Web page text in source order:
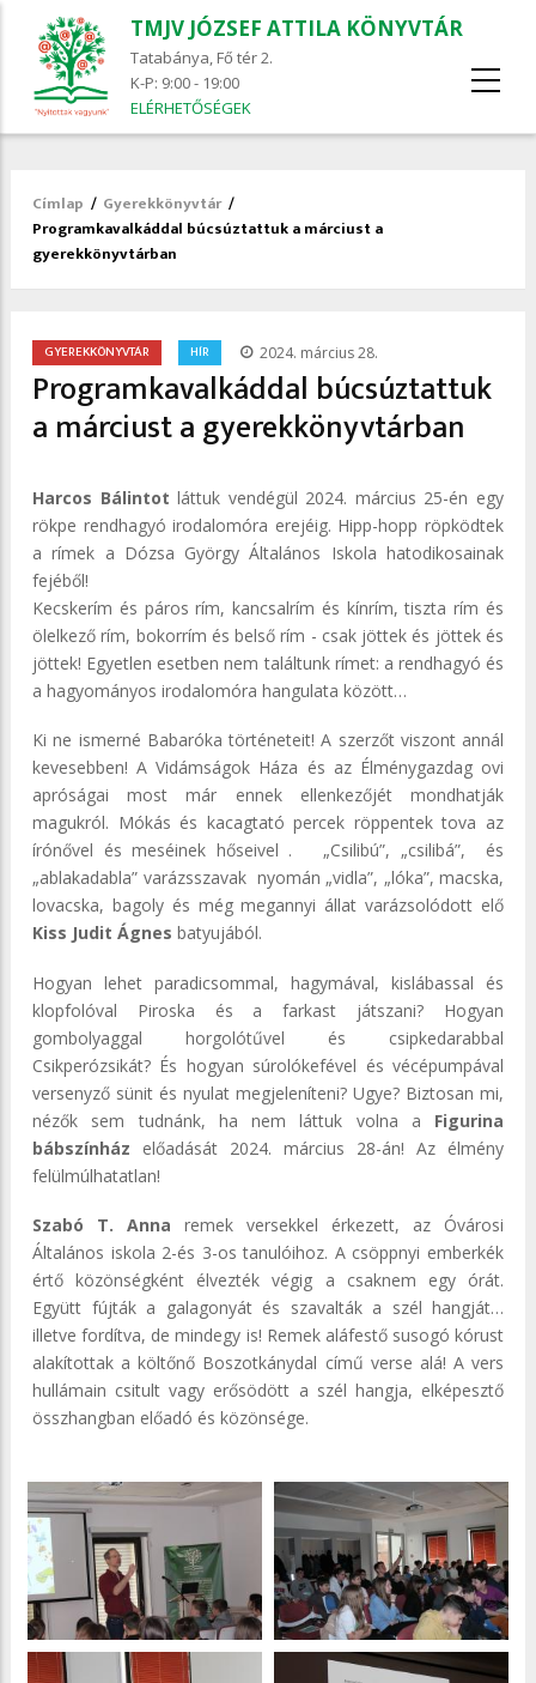
TMJV JÓZSEF ATTILA KÖNYVTÁR
Tatabánya, Fő tér 2.
K-P: 9:00 - 19:00
ELÉRHETŐSÉGEK
Morzsa
Címlap / Gyerekkönyvtár /
Programkavalkáddal búcsúztattuk a márciust a
gyerekkönyvtárban
GYEREKKÖNYVTÁR HÍR 2024. március 28.
Programkavalkáddal búcsúztattuk
a márciust a gyerekkönyvtárban
Harcos Bálintotláttuk vendégül 2024. március 25-én egy
rökpe rendhagyó irodalomóra erejéig. Hipp-hopp röpködtek
a rímek a Dózsa György Általános Iskola hatodikosainak
fejéből!
Kecskerím és páros rím, kancsalrím és kínrím, tiszta rím és
ölelkező rím, bokorrím és belső rím - csak jöttek és jöttek és
jöttek! Egyetlen esetben nem találtunk rímet: a rendhagyó és
a hagyományos irodalomóra hangulata között…
Ki ne ismerné Babaróka történeteit! A szerzőt viszont annál
kevesebben! A Vidámságok Háza és az Élménygazdag ovi
apróságai most már ennek ellenkezőjét mondhatják
magukról. Mókás és kacagtató percek röppentek tova az
írónővel és meséinek hőseivel . „Csilibú”, „csilibá”, és
„ablakadabla” varázsszavak nyomán „vidla”, „lóka”, macska,
lovacska, bagoly és még megannyi állat varázsolódott elő
Kiss Judit Ágnes batyujából.
Hogyan lehet paradicsommal, hagymával, kislábassal és
klopfolóval Piroska és a farkast játszani? Hogyan
gombolyaggal horgolótűvel és csipkedarabbal
Csikperózsikát? És hogyan súrolókefével és vécépumpával
versenyző sünit és nyulat megjeleníteni? Ugye? Biztosan mi,
nézők sem tudnánk, ha nem láttuk volna a Figurina
bábszínház előadását 2024. március 28-án! Az élmény
felülmúlhatatlan!
Szabó T. Anna remek versekkel érkezett, az Óvárosi
Általános iskola 2-és 3-os tanulóihoz. A csöppnyi emberkék
értő közönségként élvezték végig a csaknem egy órát.
Együtt fújták a galagonyát és szavalták a szél hangját…
illetve fordítva, de mindegy is! Remek aláfestő susogó kórust
alakítottak a költőnő Boszotkánydal című verse alá! A vers
hullámain csitult vagy erősödött a szél hangja, elképesztő
összhangban előadó és közönsége.